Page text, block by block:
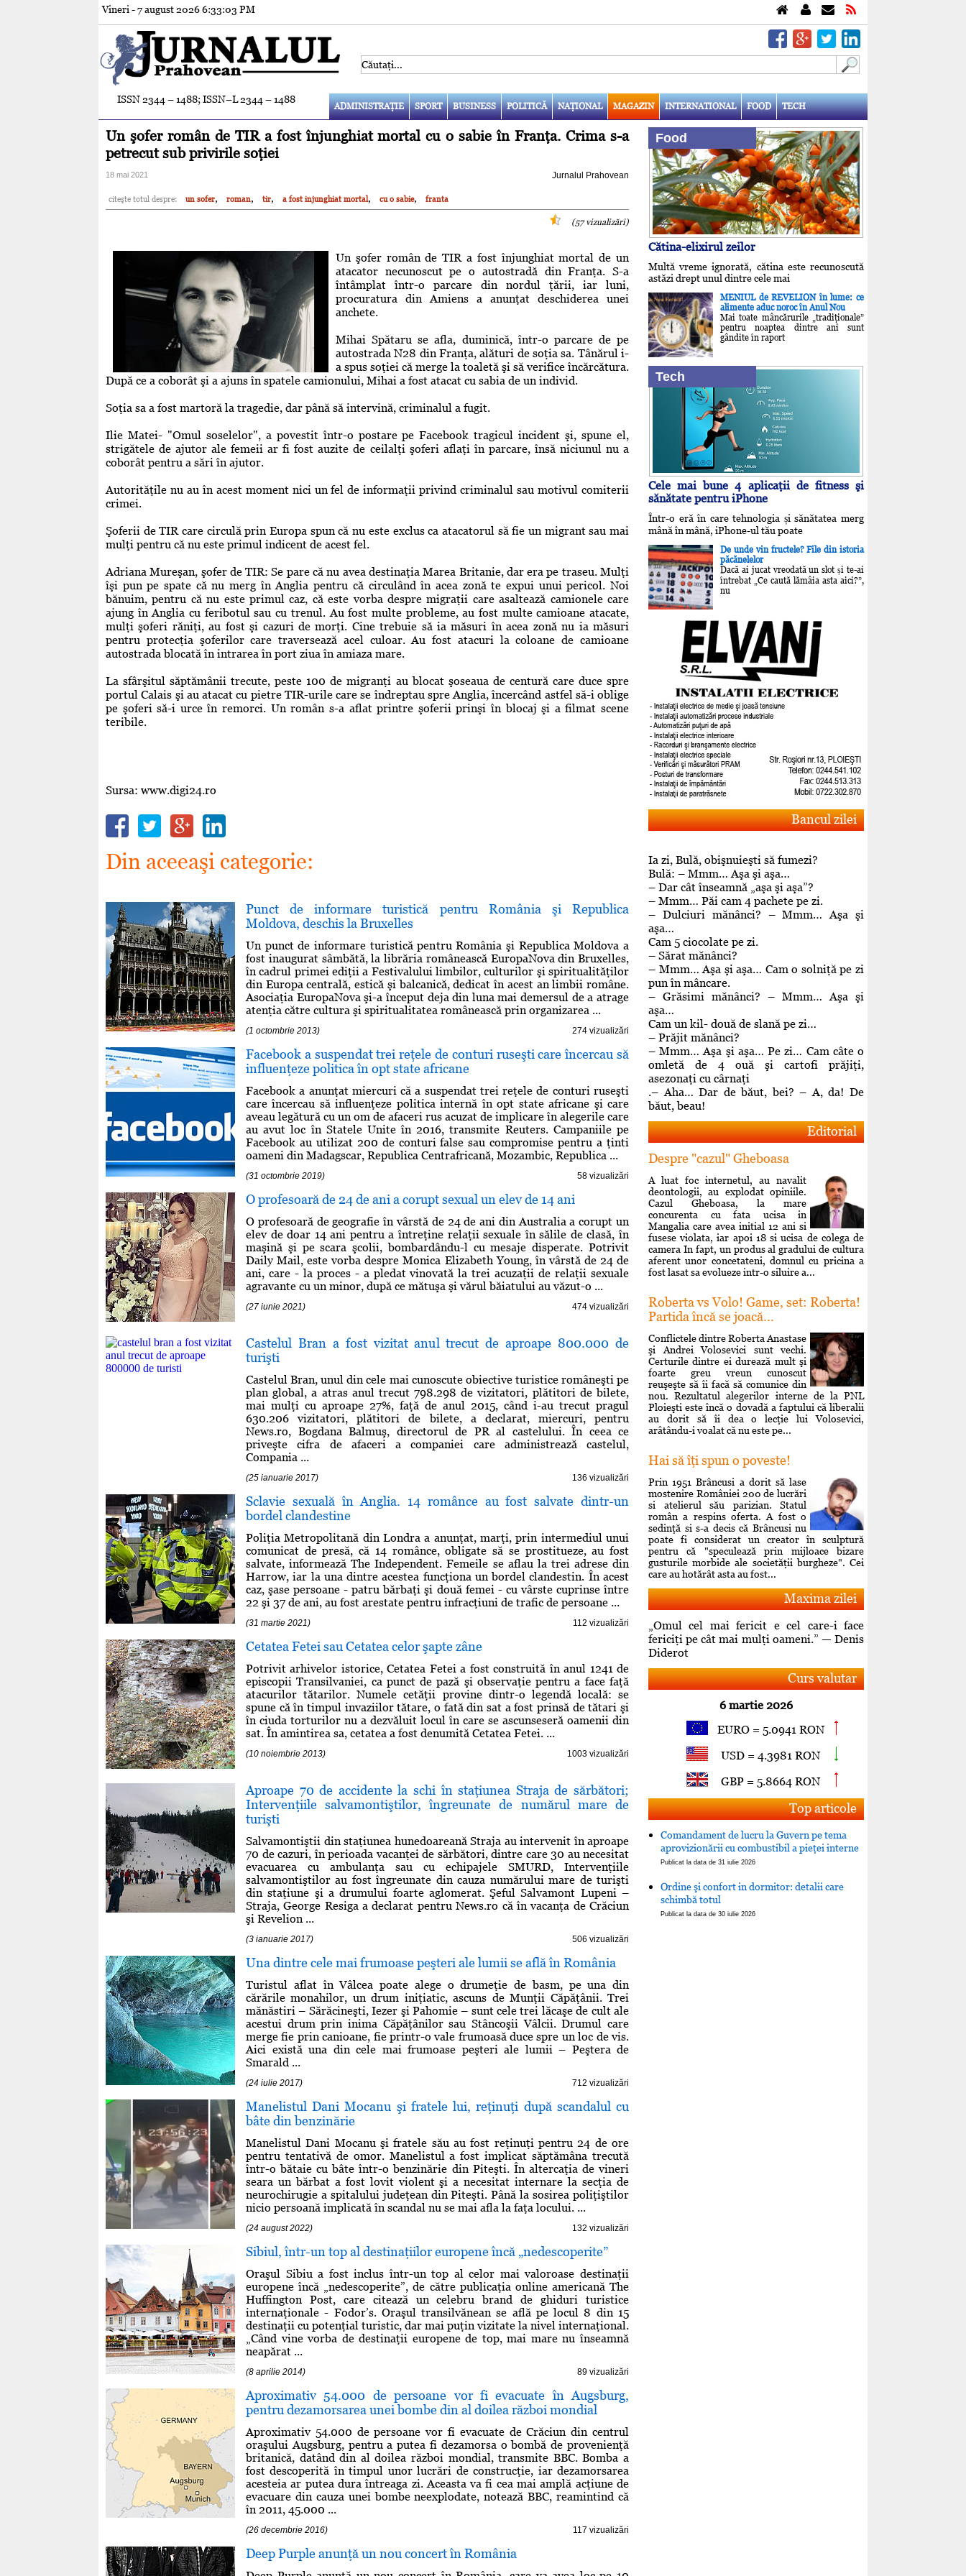
Vineri - 7 august 20266:33:05 PM
ISSN 2344 – 1488; ISSN–L 2344 – 1488
ADMINISTRAŢIE SPORT BUSINESS POLITICĂ NAŢIONAL MAGAZIN INTERNATIONAL FOOD TECH
Un şofer român de TIR a fost înjunghiat mortal cu o sabie în Franţa. Crima s-a
petrecut sub privirile soţiei
18 mai 2021 Jurnalul Prahovean
citeşte totul despre: un sofer, roman, tir, a fost injunghiat mortal, cu o sabie, franta
(57 vizualizări)
Un şofer român de TIR a fost înjunghiat mortal de un
atacator necunoscut pe o autostradă din Franţa. S-a
întâmplat într-o parcare din nordul ţării, iar luni,
procuratura din Amiens a anunţat deschiderea unei
anchete.
Mihai Spătaru se afla, duminică, într-o parcare de pe
autostrada N28 din Franţa, alături de soţia sa. Tânărul i-
a spus soţiei că merge la toaletă şi să verifice încărcătura.
După ce a coborât şi a ajuns în spatele camionului, Mihai a fost atacat cu sabia de un individ.
Soţia sa a fost martoră la tragedie, dar până să intervină, criminalul a fugit.
Ilie Matei- "Omul soselelor", a povestit într-o postare pe Facebook tragicul incident şi, spune el,
strigătele de ajutor ale femeii ar fi fost auzite de ceilalţi şoferi aflaţi în parcare, însă niciunul nu a
coborât pentru a sări în ajutor.
Autorităţile nu au în acest moment nici un fel de informaţii privind criminalul sau motivul comiterii
crimei.
Şoferii de TIR care circulă prin Europa spun că nu este exclus ca atacatorul să fie un migrant sau mai
mulţi pentru că nu este primul indicent de acest fel.
Adriana Mureşan, şofer de TIR: Se pare că nu avea destinaţia Marea Britanie, dar era pe traseu. Mulţi
îşi pun pe spate că nu merg în Anglia pentru că circulând în acea zonă te expui unui pericol. Noi
bănuim, pentru că nu este primul caz, că este vorba despre migraţii care asaltează camionele care
ajung în Anglia cu feribotul sau cu trenul. Au fost multe probleme, au fost multe camioane atacate,
mulţi şoferi răniţi, au fost şi cazuri de morţi. Cine trebuie să ia măsuri în acea zonă nu ia măsuri
pentru protecţia şoferilor care traversează acel culoar. Au fost atacuri la coloane de camioane
autostrada blocată în intrarea în port ziua în amiaza mare.
La sfârşitul săptămânii trecute, peste 100 de migranţi au blocat şoseaua de centură care duce spre
portul Calais şi au atacat cu pietre TIR-urile care se îndreptau spre Anglia, încercând astfel să-i oblige
pe şoferi să-i urce în remorci. Un român s-a aflat printre şoferii prinşi în blocaj şi a filmat scene
teribile.
Sursa: www.digi24.ro
Din aceeaşi categorie:
Punct de informare turistică pentru România şi Republica
Moldova, deschis la Bruxelles
Un punct de informare turistică pentru România şi Republica Moldova a
fost inaugurat sâmbătă, la librăria românească EuropaNova din Bruxelles,
în cadrul primei ediţii a Festivalului limbilor, culturilor şi spiritualităţilor
din Europa centrală, estică şi balcanică, dedicat în acest an limbii române.
Asociaţia EuropaNova şi-a început deja din luna mai demersul de a atrage
atenţia către cultura şi spiritualitatea românească prin organizarea ...
(1 octombrie 2013) 274 vizualizări
Facebook a suspendat trei reţele de conturi ruseşti care încercau să
influenţeze politica în opt state africane
Facebook a anunţat miercuri că a suspendat trei reţele de conturi ruseşti
care încercau să influenţeze politica internă în opt state africane şi care
aveau legătură cu un om de afaceri rus acuzat de implicare în alegerile care
au avut loc în Statele Unite în 2016, transmite Reuters. Campaniile pe
Facebook au utilizat 200 de conturi false sau compromise pentru a ţinti
oameni din Madagscar, Republica Centrafricană, Mozambic, Republica ...
(31 octombrie 2019) 58 vizualizări
O profesoară de 24 de ani a corupt sexual un elev de 14 ani
O profesoară de geografie în vârstă de 24 de ani din Australia a corupt un
elev de doar 14 ani pentru a întreţine relaţii sexuale în sălile de clasă, în
maşină şi pe scara şcolii, bombardându-l cu mesaje disperate. Potrivit
Daily Mail, este vorba despre Monica Elizabeth Young, în vârstă de 24 de
ani, care - la proces - a pledat vinovată la trei acuzaţii de relaţii sexuale
agravante cu un minor, după ce mătuşa şi vărul băiatului au văzut-o ...
(27 iunie 2021) 474 vizualizări
Castelul Bran a fost vizitat anul trecut de aproape 800.000 de
turişti
Castelul Bran, unul din cele mai cunoscute obiective turistice româneşti pe
plan global, a atras anul trecut 798.298 de vizitatori, plătitori de bilete,
mai mulţi cu aproape 27%, faţă de anul 2015, când i-au trecut pragul
630.206 vizitatori, plătitori de bilete, a declarat, miercuri, pentru
News.ro, Bogdana Balmuş, directorul de PR al castelului. În ceea ce
priveşte cifra de afaceri a companiei care administrează castelul,
Compania ...
(25 ianuarie 2017) 136 vizualizări
Sclavie sexuală în Anglia. 14 românce au fost salvate dintr-un
bordel clandestine
Poliţia Metropolitană din Londra a anunţat, marţi, prin intermediul unui
comunicat de presă, că 14 românce, obligate să se prostitueze, au fost
salvate, informează The Independent. Femeile se aflau la trei adrese din
Harrow, iar la una dintre acestea funcţiona un bordel clandestin. În acest
caz, şase persoane - patru bărbaţi şi două femei - cu vârste cuprinse între
22 şi 37 de ani, au fost arestate pentru infracţiuni de trafic de persoane ...
(31 martie 2021) 112 vizualizări
Cetatea Fetei sau Cetatea celor şapte zâne
Potrivit arhivelor istorice, Cetatea Fetei a fost construită în anul 1241 de
episcopii Transilvaniei, ca punct de pază şi observaţie pentru a face faţă
atacurilor tătarilor. Numele cetăţii provine dintr-o legendă locală: se
spune că în timpul invaziilor tătare, o fată din sat a fost prinsă de tătari şi
în ciuda torturilor nu a dezvăluit locul în care se ascunseseră oamenii din
sat. În amintirea sa, cetatea a fost denumită Cetatea Fetei. ...
(10 noiembrie 2013) 1003 vizualizări
Aproape 70 de accidente la schi în staţiunea Straja de sărbători;
Intervenţiile salvamontiştilor, îngreunate de numărul mare de
turişti
Salvamontiştii din staţiunea hunedoareană Straja au intervenit în aproape
70 de cazuri, în perioada vacanţei de sărbători, dintre care 30 au necesitat
evacuarea cu ambulanţa sau cu echipajele SMURD, Intervenţiile
salvamontiştilor au fost îngreunate din cauza numărului mare de turişti
din staţiune şi a drumului foarte aglomerat. Şeful Salvamont Lupeni –
Straja, George Resiga a declarat pentru News.ro că în vacanţa de Crăciun
şi Revelion ...
(3 ianuarie 2017) 506 vizualizări
Una dintre cele mai frumoase peşteri ale lumii se află în România
Turistul aflat în Vâlcea poate alege o drumeţie de basm, pe una din
cărările monahilor, un drum iniţiatic, ascuns de Munţii Căpăţânii. Trei
mănăstiri – Sărăcineşti, Iezer şi Pahomie – sunt cele trei lăcaşe de cult ale
acestui drum prin inima Căpăţânilor sau Stâncoşii Vâlcii. Drumul care
merge fie prin canioane, fie printr-o vale frumoasă duce spre un loc de vis.
Aici există una din cele mai frumoase peşteri ale lumii – Peştera de
Smarald ...
(24 iulie 2017) 712 vizualizări
Manelistul Dani Mocanu şi fratele lui, reţinuţi după scandalul cu
bâte din benzinărie
Manelistul Dani Mocanu şi fratele său au fost reţinuţi pentru 24 de ore
pentru tentativă de omor. Manelistul a fost implicat săptămâna trecută
într-o bătaie cu bâte într-o benzinărie din Piteşti. În altercaţia de vineri
seara un bărbat a fost lovit violent şi a necesitat internare la secţia de
neurochirugie a spitalului judeţean din Piteşti. Până la sosirea poliţiştilor
nicio persoană implicată în scandal nu se mai afla la faţa locului. ...
(24 august 2022) 132 vizualizări
Sibiul, într-un top al destinaţiilor europene încă „nedescoperite”
Oraşul Sibiu a fost inclus într-un top al celor mai valoroase destinaţii
europene încă „nedescoperite”, de către publicaţia online americană The
Huffington Post, care citează un celebru brand de ghiduri turistice
internaţionale - Fodor’s. Oraşul transilvănean se află pe locul 8 din 15
destinaţii cu potenţial turistic, dar mai puţin vizitate la nivel internaţional.
„Când vine vorba de destinaţii europene de top, mai mare nu înseamnă
neapărat ...
(8 aprilie 2014) 89 vizualizări
Aproximativ 54.000 de persoane vor fi evacuate în Augsburg,
pentru dezamorsarea unei bombe din al doilea război mondial
Aproximativ 54.000 de persoane vor fi evacuate de Crăciun din centrul
oraşului Augsburg, pentru a putea fi dezamorsa o bombă de provenienţă
britanică, datând din al doilea război mondial, transmite BBC. Bomba a
fost descoperită în timpul unor lucrări de construcţie, iar dezamorsarea
acesteia ar putea dura întreaga zi. Aceasta va fi cea mai amplă acţiune de
evacuare din cauza unei bombe neexplodate, notează BBC, reamintind că
în 2011, 45.000 ...
(26 decembrie 2016) 117 vizualizări
Deep Purple anunţă un nou concert în România
Food
Cătina-elixirul zeilor
Multă vreme ignorată, cătina este recunoscută
astăzi drept unul dintre cele mai
MENIUL de REVELION în lume: ce
alimente aduc noroc în Anul Nou
Mai toate mâncărurile „tradiţionale”
pentru noaptea dintre ani sunt
gândite în raport
Tech
Cele mai bune 4 aplicaţii de fitness şi
sănătate pentru iPhone
Într-o eră în care tehnologia și sănătatea merg
mână în mână, iPhone-ul tău poate
De unde vin fructele? File din istoria
păcănelelor
Dacă ai jucat vreodată un slot și te-ai
întrebat „Ce caută lămâia asta aici?”,
nu
Bancul zilei
Ia zi, Bulă, obişnuieşti să fumezi?
Bulă: – Mmm… Aşa şi aşa…
– Dar cât înseamnă „aşa şi aşa”?
– Mmm… Păi cam 4 pachete pe zi.
– Dulciuri mănânci? – Mmm… Aşa şi
aşa…
Cam 5 ciocolate pe zi.
– Sărat mănânci?
– Mmm… Aşa şi aşa… Cam o solniţă pe zi
pun în mâncare.
– Grăsimi mănânci? – Mmm… Aşa şi
aşa…
Cam un kil- două de slană pe zi…
– Prăjit mănânci?
– Mmm… Aşa şi aşa… Pe zi… Cam câte o
omletă de 4 ouă şi cartofi prăjiţi,
asezonaţi cu cârnaţi
.– Aha… Dar de băut, bei? – A, da! De
băut, beau!
Editorial
Despre "cazul" Gheboasa
A luat foc internetul, au navalit
deontologii, au explodat opiniile.
Cazul Gheboasa, la mare
concurenta cu fata ucisa in
Mangalia care avea initial 12 ani si
fusese violata, iar apoi 18 si ucisa de colega de
camera In fapt, un produs al gradului de cultura
aferent unor concetateni, domnul cu pricina a
fost lasat sa evolueze intr-o siluire a...
Roberta vs Volo! Game, set: Roberta!
Partida încă se joacă...
Conflictele dintre Roberta Anastase
şi Andrei Volosevici sunt vechi.
Certurile dintre ei durează mult şi
foarte greu vreun cunoscut
reuşeşte să îi facă să comunice din
nou. Rezultatul alegerilor interne de la PNL
Ploieşti este încă o dovadă a faptului că liberalii
au dorit să îi dea o lecţie lui Volosevici,
arâtându-i voalat că nu este pe...
Hai să îţi spun o poveste!
Prin 1951 Brâncusi a dorit să lase
mostenire României 200 de lucrări
si atelierul său parizian. Statul
român a respins oferta. A fost o
sedinţă si s-a decis că Brâncusi nu
poate fi considerat un creator în sculptură
pentru că "speculează prin mijloace bizare
gusturile morbide ale societăţii burgheze". Cei
care au hotărât asta au fost...
Maxima zilei
„Omul cel mai fericit e cel care-i face
fericiţi pe cât mai mulţi oameni.” — Denis
Diderot
Curs valutar
6 martie 2026
EURO = 5.0941 RON
USD = 4.3981 RON
GBP = 5.8664 RON
Top articole
Comandament de lucru la Guvern pe tema
aprovizionării cu combustibil a pieţei interne
Publicat la data de 31 iulie 2026
Ordine şi confort in dormitor: detalii care
schimbă totul
Publicat la data de 30 iulie 2026